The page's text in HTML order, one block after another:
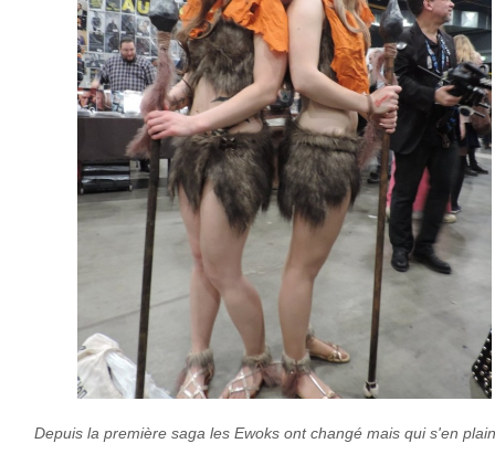
Depuis la première saga les Ewoks ont changé mais qui s'en